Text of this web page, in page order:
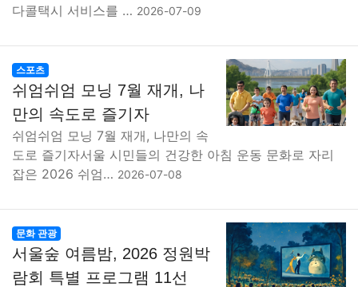
다콜택시 서비스를 … 2026-07-09
스포츠
쉬엄쉬엄 모닝 7월 재개, 나
만의 속도로 즐기자
쉬엄쉬엄 모닝 7월 재개, 나만의 속
도로 즐기자서울 시민들의 건강한 아침 운동 문화로 자리
잡은 2026 쉬엄… 2026-07-08
문화 관광
서울숲 여름밤, 2026 정원박
람회 특별 프로그램 11선